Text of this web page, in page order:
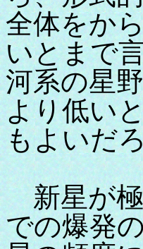
全体をか
いとまで
河系の星
より低い
もよいだ
新星が極
での爆発